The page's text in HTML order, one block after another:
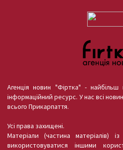
Агенція новин "Фіртка" - найбільш
інформаційний ресурс. У нас всі
всього Прикарпаття.
Усі права захищені.
Матеріали (частина матеріалів)
використовуватися іншими